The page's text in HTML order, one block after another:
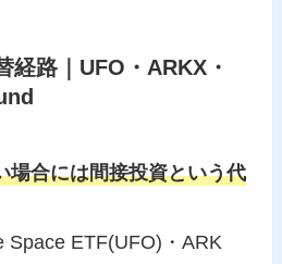
経路｜UFO・ARKX・
場合には間接投資という代
Space ETF(UFO)・ARK